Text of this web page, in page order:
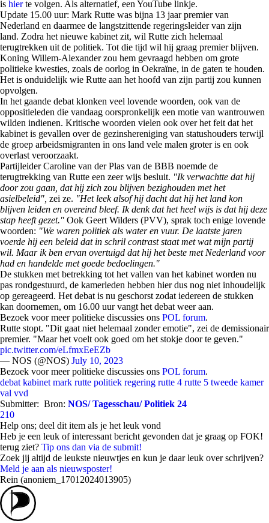
is hierte volgen. Als alternatief, een YouTube linkje.
Update 15.00 uur: Mark Rutte was bijna 13 jaar premier van
Nederland en daarmee de langstzittende regeringsleider van zijn
land. Zodra het nieuwe kabinet zit, wil Rutte zich helemaal
terugtrekken uit de politiek. Tot die tijd wil hij graag premier blijven.
Koning Willem-Alexander zou hem gevraagd hebben om grote
politieke kwesties, zoals de oorlog in Oekraïne, in de gaten te houden.
Het is onduidelijk wie Rutte aan het hoofd van zijn partij zou kunnen
opvolgen.
In het gaande debat klonken veel lovende woorden, ook van de
oppositieleden die vandaag oorspronkelijk een motie van wantrouwen
wilden indienen. Kritische woorden vielen ook over het feit dat het
kabinet is gevallen over de gezinshereniging van statushouders terwijl
de groep arbeidsmigranten in ons land vele malen groter is en ook
overlast veroorzaakt.
Partijleider Caroline van der Plas van de BBB noemde de
terugtrekking van Rutte een zeer wijs besluit. "Ik verwachtte dat hij
door zou gaan, dat hij zich zou blijven bezighouden met het
asielbeleid", zei ze. "Het leek alsof hij dacht dat hij het land kon
blijven leiden en overeind bleef. Ik denk dat het heel wijs is dat hij deze
stap heeft gezet." Ook Geert Wilders (PVV), sprak toch enige lovende
woorden: "We waren politiek als water en vuur. De laatste jaren
voerde hij een beleid dat in schril contrast staat met wat mijn partij
wil. Maar ik ben ervan overtuigd dat hij het beste met Nederland voor
had en handelde met goede bedoelingen."
De stukken met betrekking tot het vallen van het kabinet worden nu
pas rondgestuurd, de kamerleden hebben hier dus nog niet inhoudelijk
op gereageerd. Het debat is nu geschorst zodat iedereen de stukken
kan doornemen, om 16.00 uur vangt het debat weer aan.
Bezoek voor meer politieke discussies ons POL forum.
Rutte stopt. "Dit gaat niet helemaal zonder emotie", zei de demissionair
premier. "Maar het voelt ook goed om het stokje door te geven."
pic.twitter.com/eLfmxEeEZb
— NOS (@NOS) July 10, 2023
Bezoek voor meer politieke discussies ons POL forum.
debat kabinet mark rutte politiek regering rutte 4 rutte 5 tweede kamer
val vvd
Submitter: Bron: NOS/ Tagesschau/ Politiek 24
210
Help ons; deel dit item als je het leuk vond
Heb je een leuk of interessant bericht gevonden dat je graag op FOK!
terug ziet? Tip ons dan via de submit!
Zoek jij altijd de leukste nieuwtjes en kun je daar leuk over schrijven?
Meld je aan als nieuwsposter!
Rein (anoniem_17012024013905)